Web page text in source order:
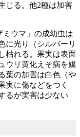
じる。他2種は加害
ウマ」の成幼虫は
に光り（シルバーリ
枯れる。果実は表面
ウリ黄化えそ病を媒
葉の加害は白色（や
実に傷などをつく
るが実害は少ない